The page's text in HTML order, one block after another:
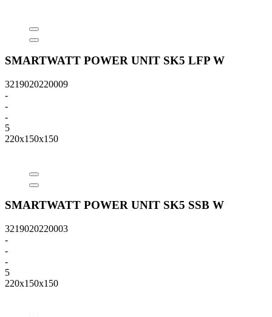
SMARTWATT POWER UNIT SK5 LFP W
3219020220009
-
-
-
5
220x150x150
SMARTWATT POWER UNIT SK5 SSB W
3219020220003
-
-
-
5
220x150x150